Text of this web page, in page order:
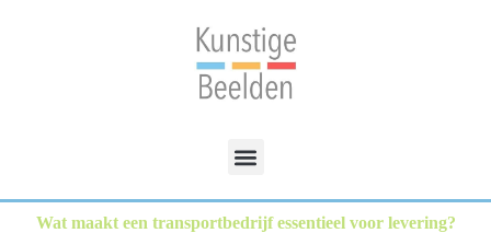
Wat maakt een transportbedrijf essentieel voor levering?